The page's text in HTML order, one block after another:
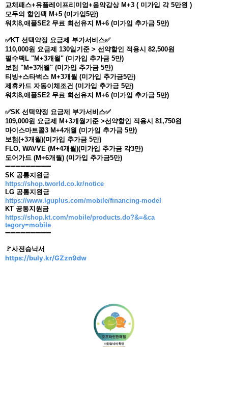
교체패스+유플레이프리미엄+음악감상 M+3 ( 미가입 각 5만원 )
모두의 할인팩 M+5 (미가입5만)
워치8,애플SE2 무료 회선유지 M+6 (미가입 추가금 5만)
✅KT 선택약정 요금제 부가서비스✅
110,000원 요금제 130일기준 > 선약할인 적용시 82,500원
필수팩L "M+3개월" (미가입 추가금 5만)
보험 "M+3개월" (미가입 추가금 5만)
티빙+스타벅스 M+3개월 (미가입 추가금5만)
제휴카드 자동이체조건 (미가입 추가금 5만)
워치8,애플SE2 무료 회선유지 M+6 (미가입 추가금 5만)
✅SK 선택약정 요금제 부가서비스✅
109,000원 요금제 M+3개월기준 >선약할인 적용시 81,750원
마이스마트콜3 M+4개월 (미가입 추가금 5만)
보험(+3개월)(미가입 추가금 5만)
FLO, WAVVE (M+4개월)(미가입 추가금 각3만)
도어가드 (M+6개월) (미가입 추가금5만)
➖➖➖➖➖➖➖➖➖
SK 공통지원금
https://shop.tworld.co.kr/notice
LG 공통지원금
https://www.lguplus.com/mobile/financing-model
KT 공통지원금
https://shop.kt.com/mobile/products.do?&=&ca
tegory=mobile
➖➖➖➖➖➖➖➖➖
🚩사전승낙서
https://buly.kr/GZzn9dw